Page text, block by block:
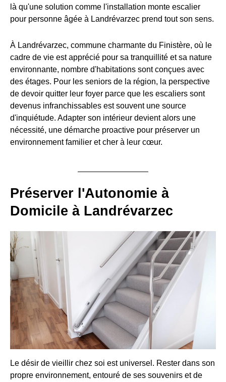
là qu'une solution comme l'installation monte escalier
pour personne âgée à Landrévarzec prend tout son sens.
À Landrévarzec, commune charmante du Finistère, où le
cadre de vie est apprécié pour sa tranquillité et sa nature
environnante, nombre d'habitations sont conçues avec
des étages. Pour les seniors de la région, la perspective
de devoir quitter leur foyer parce que les escaliers sont
devenus infranchissables est souvent une source
d'inquiétude. Adapter son intérieur devient alors une
nécessité, une démarche proactive pour préserver un
environnement familier et cher à leur cœur.
Préserver l'Autonomie à
Domicile à Landrévarzec
Le désir de vieillir chez soi est universel. Rester dans son
propre environnement, entouré de ses souvenirs et de